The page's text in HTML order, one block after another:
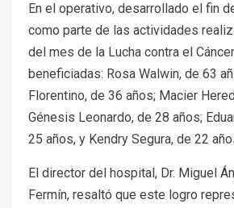
En el operativo, desarrollado el fin
como parte de las actividades
del mes de la Lucha contra el
beneficiadas: Rosa Walwin, de 63
Florentino, de 36 años; Macier
Génesis Leonardo, de 28 años;
25 años, y Kendry Segura, de 22
El director del hospital, Dr. Miguel
Fermín, resaltó que este logro